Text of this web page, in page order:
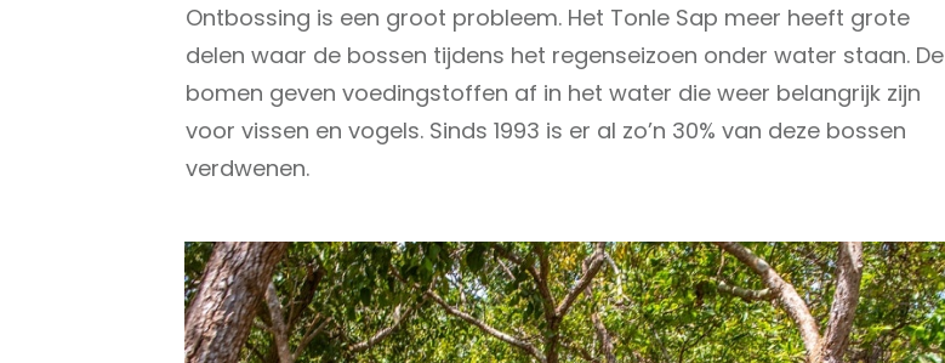
Ontbossing is een groot probleem. Het Tonle Sap meer heeft grote
delen waar de bossen tijdens het regenseizoen onder water staan. De
bomen geven voedingstoffen af in het water die weer belangrijk zijn
voor vissen en vogels. Sinds 1993 is er al zo’n 30% van deze bossen
verdwenen.